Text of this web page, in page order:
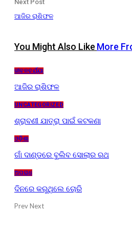
Next Post
ଆଜିର ରାଶିଫଳ
You Might Also Like More
ଜୀବନଚର୍ଯ୍ୟା
ଆଜିର ରାଶିଫଳ
UNCATEGORIZED
ଶ୍ରାବଣୀ ଯାତ୍ରା ପାଇଁ କଟକଣା
ଓଡ଼ିଶା
ଗାଁ ଦାଣ୍ଡରେ ବୁଲିବ ସୋଲାର ରଥ
ଅପରାଧ
ଦିନରେ କରୁଥିଲେ ଚୋରି
PrevNext